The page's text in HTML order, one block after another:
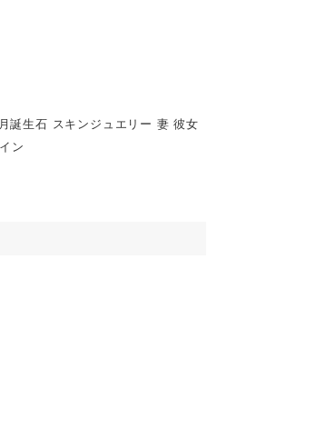
誕生石 スキンジュエリー 妻 彼女
ン